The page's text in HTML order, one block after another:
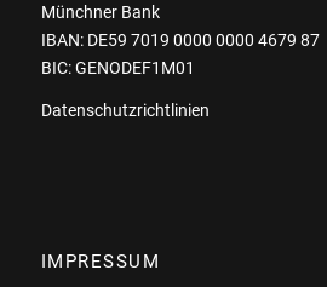
Münchner Bank
IBAN: DE59 7019 0000 0000 4679 87
BIC: GENODEF1M01
Datenschutzrichtlinien
IMPRESSUM